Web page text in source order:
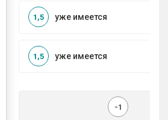
уже имеется
1,5
уже имеется
1,5
-1